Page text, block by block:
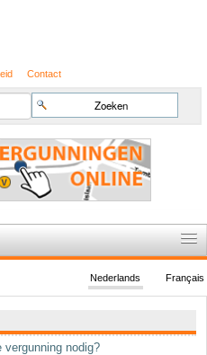
Contact
Français
Nederlands
vergunning nodig?